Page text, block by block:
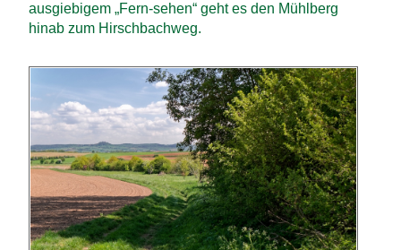
ausgiebigem „Fern-sehen“ geht es den Mühlberg
hinab zum Hirschbachweg.